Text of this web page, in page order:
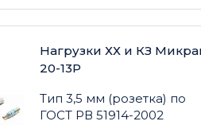
Нагрузки ХХ и КЗ
20-13Р
Тип 3,5 мм (розетка) по
ГОСТ РВ 51914-2002